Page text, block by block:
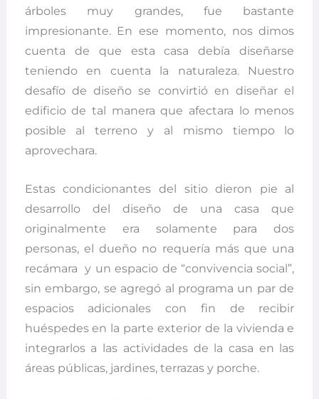
árboles muy grandes, fue bastante
impresionante. En ese momento, nos dimos
cuenta de que esta casa debía diseñarse
teniendo en cuenta la naturaleza. Nuestro
desafío de diseño se convirtió en diseñar el
edificio de tal manera que afectara lo menos
posible al terreno y al mismo tiempo lo
aprovechara.
Estas condicionantes del sitio dieron pie al
desarrollo del diseño de una casa que
originalmente era solamente para dos
personas, el dueño no requería más que una
recámara y un espacio de “convivencia social”,
sin embargo, se agregó al programa un par de
espacios adicionales con fin de recibir
huéspedes en la parte exterior de la vivienda e
integrarlos a las actividades de la casa en las
áreas públicas, jardines, terrazas y porche.